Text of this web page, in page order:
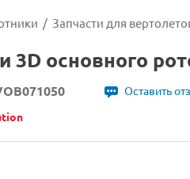
/ Запчасти для
3D основного
Оставить